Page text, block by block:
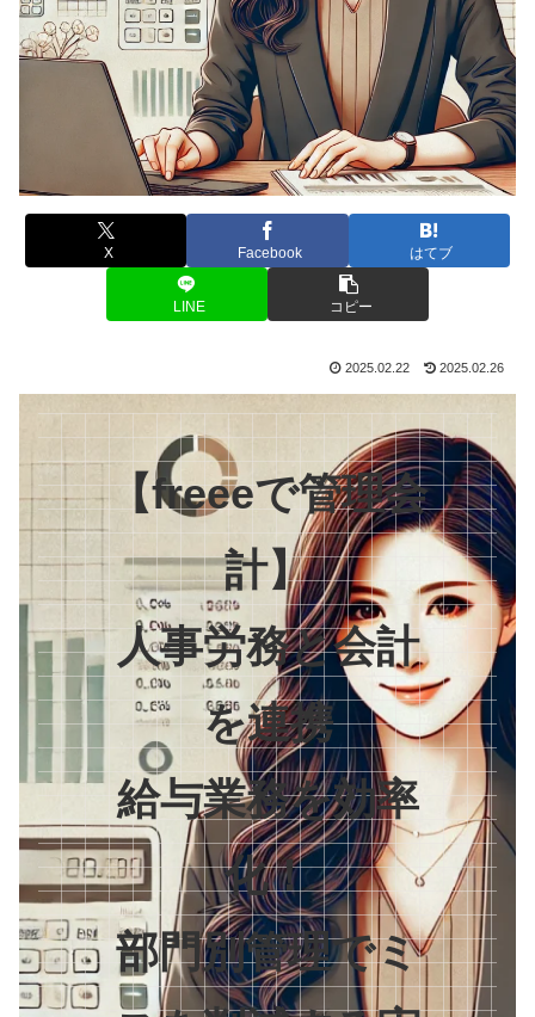
X Facebook はてブ
LINE コピー
2025.02.22 2025.02.26
【freeeで管理会
計】
人事労務と会計
を連携
給与業務を効率
化！
部門別管理でミ